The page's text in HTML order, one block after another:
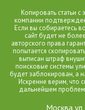
Копировать статьи
компании
Если вы собираетесь
сайт будет не
авторского права
попытается
выписан штраф
поисковые системы
будет заблокирован, а
Искренне верим, что
дальнейшем проблем
Москва